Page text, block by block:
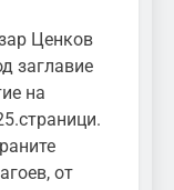
Ценков
заглавие
на
от